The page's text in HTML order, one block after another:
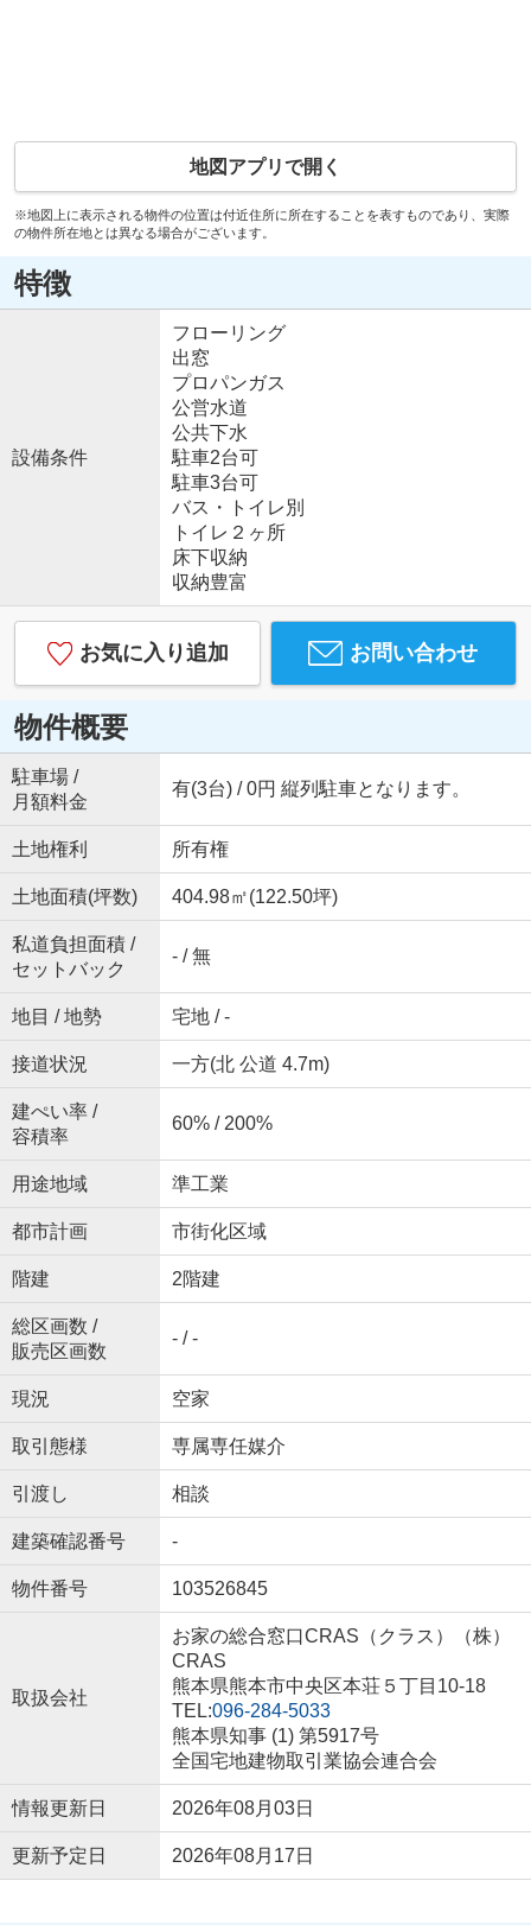
地図アプリで開く
※地図上に表示される物件の位置は付近住所に所在することを表すものであり、実際
の物件所在地とは異なる場合がございます。
特徴
設備条件
フローリング
出窓
プロパンガス
公営水道
公共下水
駐車2台可
駐車3台可
バス・トイレ別
トイレ２ヶ所
床下収納
収納豊富
お気に入り追加 お問い合わせ
物件概要
駐車場 /
月額料金
有(3台) / 0円 縦列駐車となります。
土地権利 所有権
土地面積(坪数) 404.98㎡(122.50坪)
私道負担面積 /
セットバック
- / 無
地目 / 地勢 宅地 / -
接道状況 一方(北 公道 4.7m)
建ぺい率 /
容積率
60% / 200%
用途地域 準工業
都市計画 市街化区域
階建 2階建
総区画数 /
販売区画数
- / -
現況 空家
取引態様 専属専任媒介
引渡し 相談
建築確認番号 -
物件番号 103526845
取扱会社
お家の総合窓口CRAS（クラス）（株）
CRAS
熊本県熊本市中央区本荘５丁目10-18
TEL:096-284-5033
熊本県知事 (1) 第5917号
全国宅地建物取引業協会連合会
情報更新日 2026年08月03日
更新予定日 2026年08月17日